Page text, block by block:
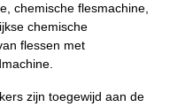
chemische flesmachine,
chemische
flessen met
zijn toegewijd aan de